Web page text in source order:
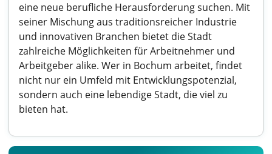
eine neue berufliche Herausforderung suchen. Mit
seiner Mischung aus traditionsreicher Industrie
und innovativen Branchen bietet die Stadt
zahlreiche Möglichkeiten für Arbeitnehmer und
Arbeitgeber alike. Wer in Bochum arbeitet, findet
nicht nur ein Umfeld mit Entwicklungspotenzial,
sondern auch eine lebendige Stadt, die viel zu
bieten hat.